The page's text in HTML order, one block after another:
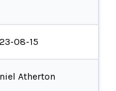
08-15
Atherton